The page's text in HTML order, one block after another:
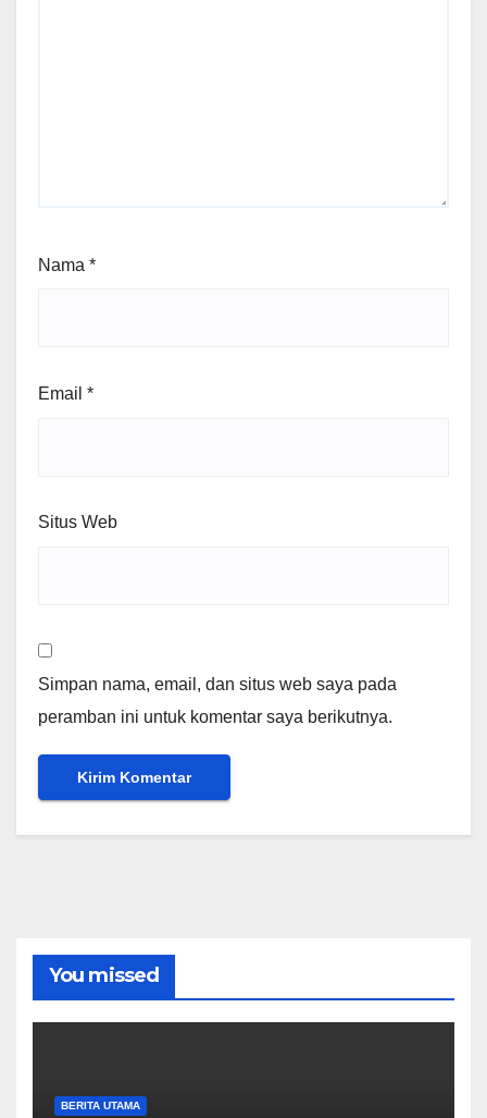
Nama *
Email *
Situs Web
Simpan nama, email, dan situs web saya pada
peramban ini untuk komentar saya berikutnya.
You missed
BERITA UTAMA